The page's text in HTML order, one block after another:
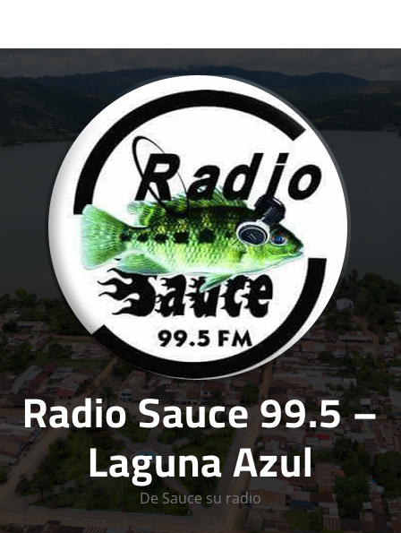
Radio Sauce 99.5 –
Laguna Azul
De Sauce su radio